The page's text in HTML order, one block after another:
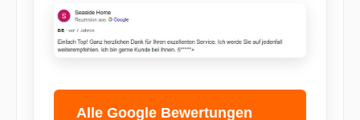
Alle Google Bewertungen